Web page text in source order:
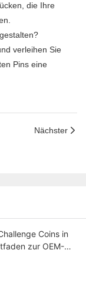
die Ihre
verleihen Sie
Pins eine
Nächster
Coins in
zur OEM-